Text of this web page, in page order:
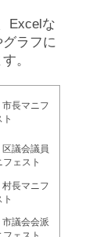
Excelな
ラフに
。
市長マニフ
ト
区議会議員
フェスト
村長マニフ
ト
市議会会派